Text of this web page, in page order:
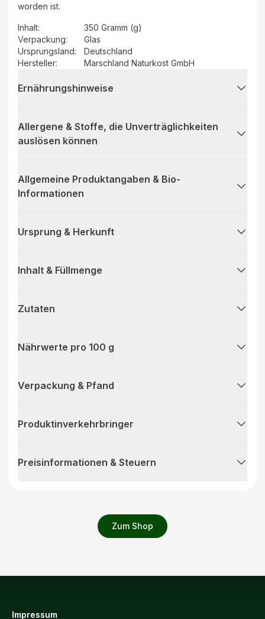
Zum Shop
worden ist.
Inhalt:
350 Gramm (g)
Verpackung:
Glas
Ursprungsland:
Deutschland
Hersteller: Marschland Naturkost GmbH
Ernährungshinweise
Allergene & Stoffe, die Unverträglichkeiten
auslösen können
Allgemeine Produktangaben & Bio-
Informationen
Ursprung & Herkunft
Inhalt & Füllmenge
Zutaten
Nährwerte pro 100 g
Verpackung & Pfand
Produktinverkehrbringer
Preisinformationen & Steuern
Impressum